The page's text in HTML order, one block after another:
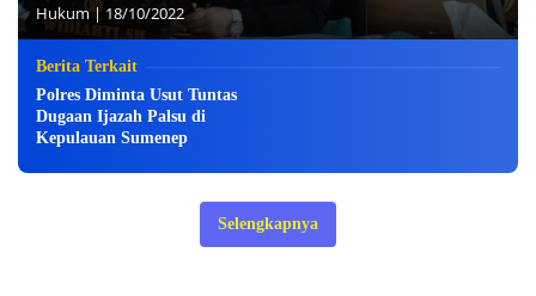
Hukum|18/10/2022
Berita Terkait
Polres Diminta Usut Tuntas
Dugaan Ijazah Palsu di
Kepulauan Sumenep
Selengkapnya